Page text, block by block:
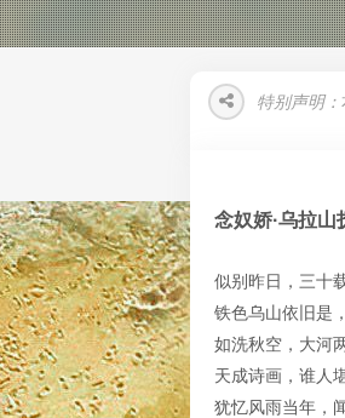
特别声明：
念奴娇·乌拉山
似别昨日，三十
铁色乌山依旧是
如洗秋空，大河
天成诗画，谁人
犹忆风雨当年，